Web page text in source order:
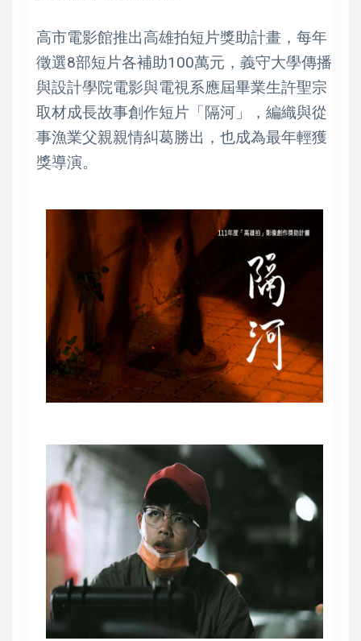
高市電影館推出高雄拍短片獎助計畫，每年
徵選8部短片各補助100萬元，義守大學傳播
與設計學院電影與電視系應屆畢業生許聖宗
取材成長故事創作短片「隔河」，編織與從
事漁業父親親情糾葛勝出，也成為最年輕獲
獎導演。